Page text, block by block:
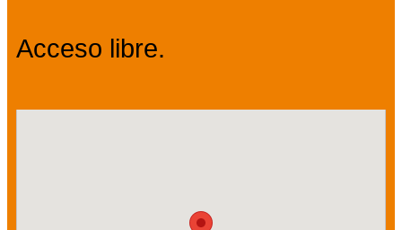
Acceso libre.